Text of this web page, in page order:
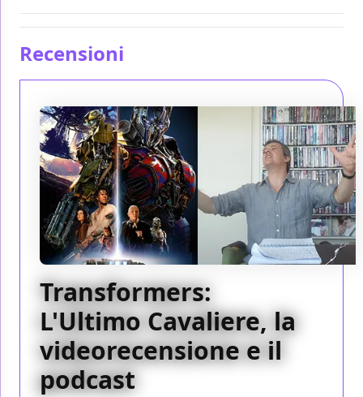
Recensioni
Transformers:
L'Ultimo Cavaliere, la
videorecensione e il
podcast